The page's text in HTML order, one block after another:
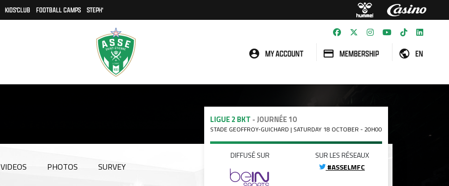
KIDS'CLUB FOOTBALL CAMPS STEPH'
MY ACCOUNT MEMBERSHIP EN
LIGUE 2 BKT - JOURNÉE 10
STADE GEOFFROY-GUICHARD | SATURDAY 18 OCTOBER - 20H00
DIFFUSÉ SUR
SUR LES RÉSEAUX
#ASSELMFC
VIDEOS PHOTOS SURVEY